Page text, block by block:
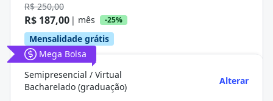
R$ 250,00
R$ 187,00 | mês -25%
Mensalidade grátis
Mega Bolsa
Semipresencial / Virtual
Bacharelado (graduação)
Alterar